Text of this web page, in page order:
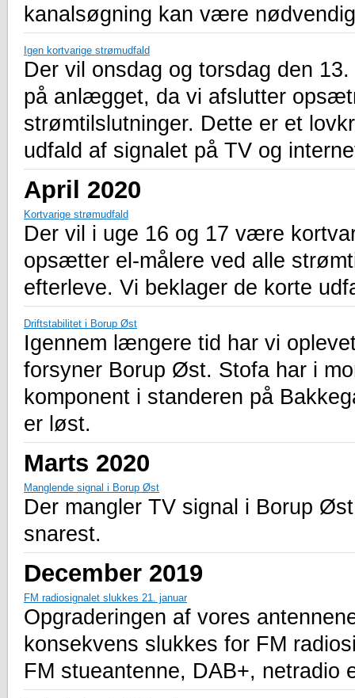
kanalsøgning kan være
Igen kortvarige strømudfald
Der vil onsdag og torsdag den
på anlægget, da vi afslutter
strømtilslutninger. Dette er et
udfald af signalet på TV og
April 2020
Kortvarige strømudfald
Der vil i uge 16 og 17 være
opsætter el-målere ved alle
efterleve. Vi beklager de korte
Driftstabilitet i Borup Øst
Igennem længere tid har vi
forsyner Borup Øst. Stofa har i
komponent i standeren på
er løst.
Marts 2020
Manglende signal i Borup Øst
Der mangler TV signal i Borup
snarest.
December 2019
FM radiosignalet slukkes 21. januar
Opgraderingen af vores
konsekvens slukkes for FM
FM stueantenne, DAB+, netradio